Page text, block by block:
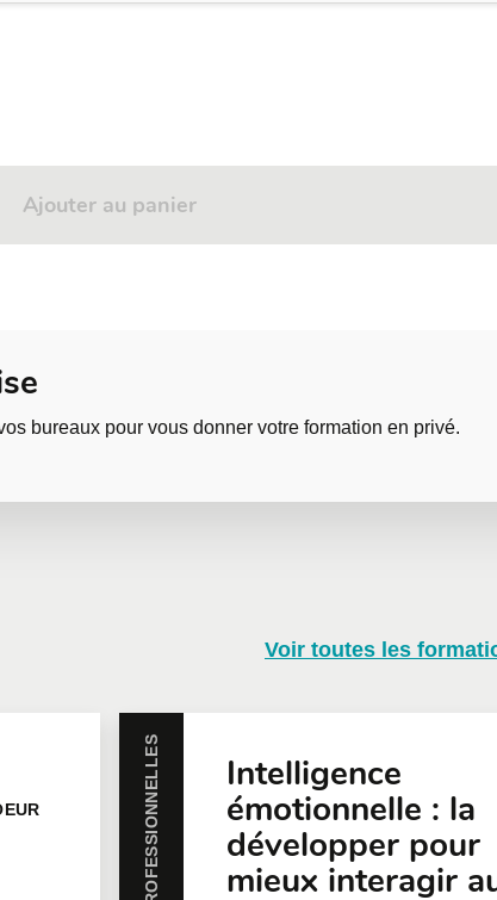
Ajouter au panier
bureaux pour vous donner votre formation en privé.
entreprise
Courriel
Voir toutes les
Intelligence
émotionnelle : la
développer pour
mieux interagir